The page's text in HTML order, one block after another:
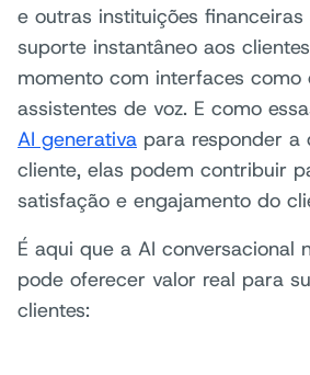
e outras instituições
suporte instantâneo aos
momento com interfaces como
assistentes de voz. E como
AI generativa para responder a
cliente, elas podem contribuir
satisfação e engajamento do
É aqui que a AI conversacional
pode oferecer valor real para
clientes: